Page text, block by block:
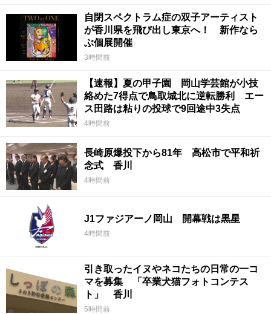
自閉スペクトラム症の双子アーティスト
が香川県を飛び出し東京へ！ 新作なら
ぶ個展開催
3時間前
【速報】夏の甲子園 岡山学芸館が小技
絡めた7得点で鳥取城北に逆転勝利 エー
ス田路は粘りの投球で9回途中3失点
4時間前
長崎原爆投下から81年 高松市で平和祈
念式 香川
4時間前
J1ファジアーノ岡山 開幕戦は黒星
4時間前
引き取ったイヌやネコたちの日常の一コ
マを募集 「卒業犬猫フォトコンテス
ト」 香川
5時間前